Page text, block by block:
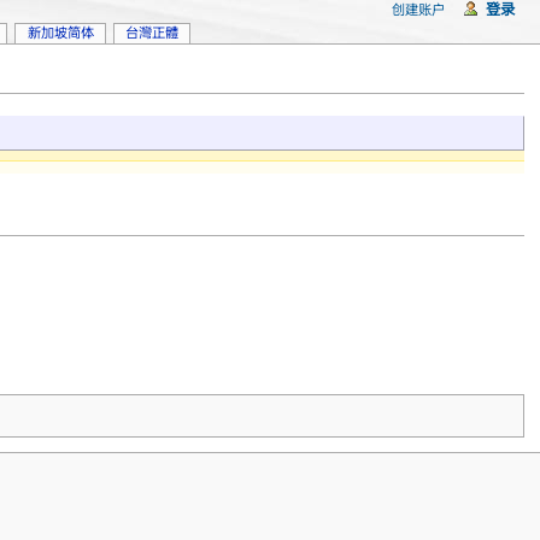
新加坡简体 台灣正體
创建账户 登录